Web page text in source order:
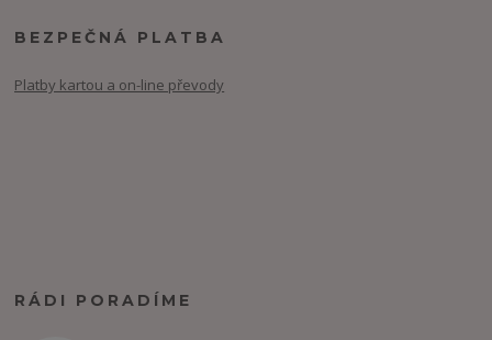
BEZPEČNÁ PLATBA
Platby kartou a on-line převody
RÁDI PORADÍME